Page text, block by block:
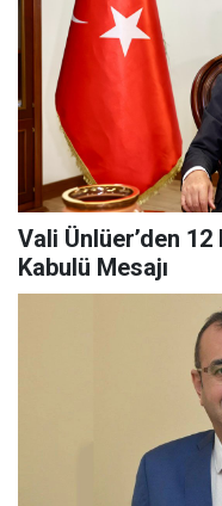
Vali Ünlüer’den 12
Kabulü Mesajı